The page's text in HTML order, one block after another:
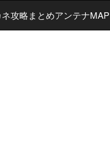
攻略まとめアンテナMAP